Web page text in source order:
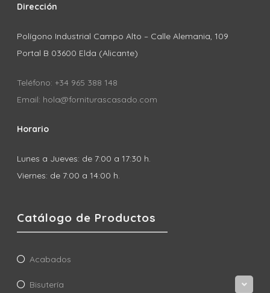
Dirección
Polígono Industrial Campo Alto – Calle Alemania, 109
Portal B 03600 Elda (Alicante)
Teléfono: +34 965 388 148
Email: hola@forniturascasado.com
Horario
Lunes a Jueves: de 7:00 a 17:30 h.
Viernes: de 7:00 a 14:00 h.
Catálogo de Productos
Acabados
Bisutería